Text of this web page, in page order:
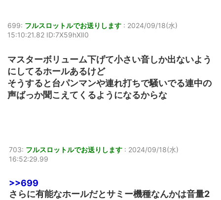
699: フルスロットルでお送りします : 2024/09/18(水)
15:10:21.82 ID:7X59hXlI0
マスターボリューム下げて小さい音しか出ないよう
にしてるホールあるけど
そうすると台パンマンや連れ打ちで騒いでる連中の
声ばっか聞こえてくるようになるからな
703: フルスロットルでお送りします : 2024/09/18(水)
16:52:29.99
>>699
さらに有能なホールだとサミー機種なんかは音量2